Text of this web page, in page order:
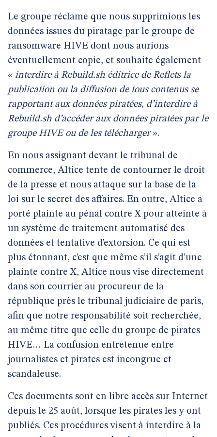
Le groupe réclame que nous supprimions les
données issues du piratage par le groupe de
ransomware HIVE dont nous aurions
éventuellement copie, et souhaite également
« interdire à Rebuild.sh éditrice de Reflets la
publication ou la diffusion de tous contenus se
rapportant aux données piratées, d’interdire à
Rebuild.sh d’accéder aux données piratées par le
groupe HIVE ou de les télécharger».
En nous assignant devant le tribunal de
commerce, Altice tente de contourner le droit
de la presse et nous attaque sur la base de la
loi sur le secret des affaires. En outre, Altice a
porté plainte au pénal contre X pour atteinte à
un système de traitement automatisé des
données et tentative d’extorsion. Ce qui est
plus étonnant, c’est que même s’il s’agit d’une
plainte contre X, Altice nous vise directement
dans son courrier au procureur de la
république près le tribunal judiciaire de paris,
afin que notre responsabilité soit recherchée,
au même titre que celle du groupe de pirates
HIVE… La confusion entretenue entre
journalistes et pirates est incongrue et
scandaleuse.
Ces documents sont en libre accès sur Internet
depuis le 25 août, lorsque les pirates les y ont
publiés. Ces procédures visent à interdire à la